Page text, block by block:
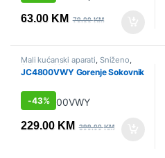
63.00 KM 79.00KM
Mali kućanski aparati Sniženo
Sokovnici i citrusete
JC4800VWY Gorenje Sokovnik
-43%
229.00 KM 399.00KM